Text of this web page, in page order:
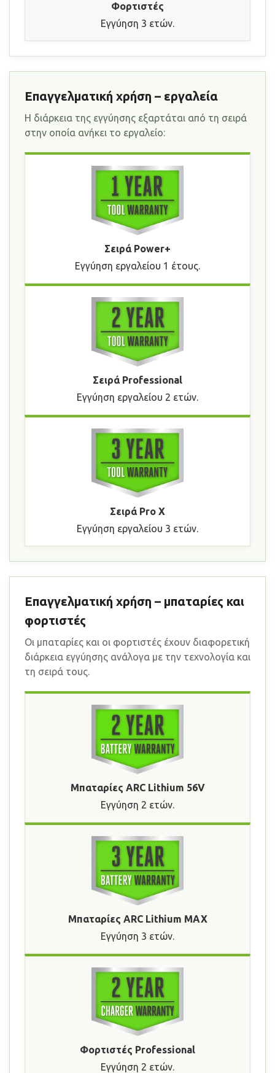
Φορτιστές
Εγγύηση 3 ετών.
Επαγγελματική χρήση – εργαλεία
Η διάρκεια της εγγύησης εξαρτάται από τη σειρά
στην οποία ανήκει το εργαλείο:
Σειρά Power+
Εγγύηση εργαλείου 1 έτους.
Σειρά Professional
Εγγύηση εργαλείου 2 ετών.
Σειρά Pro X
Εγγύηση εργαλείου 3 ετών.
Επαγγελματική χρήση – μπαταρίες και
φορτιστές
Οι μπαταρίες και οι φορτιστές έχουν διαφορετική
διάρκεια εγγύησης ανάλογα με την τεχνολογία και
τη σειρά τους.
Μπαταρίες ARC Lithium 56V
Εγγύηση 2 ετών.
Μπαταρίες ARC Lithium MAX
Εγγύηση 3 ετών.
Φορτιστές Professional
Εγγύηση 2 ετών.